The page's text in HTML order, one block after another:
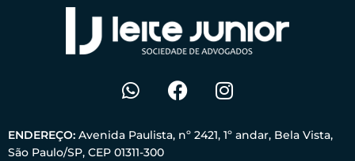
ENDEREÇO: Avenida Paulista, nº 2421, 1º andar, Bela Vista,
São Paulo/SP, CEP 01311-300